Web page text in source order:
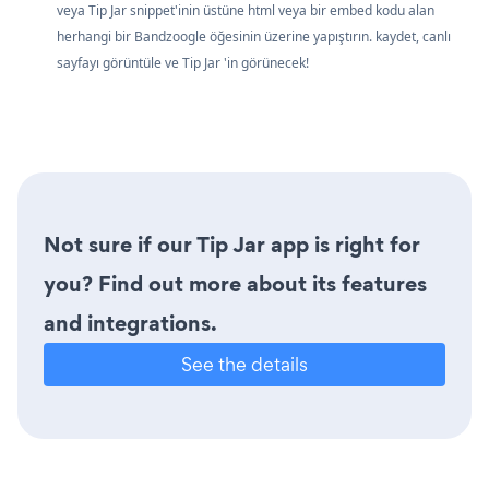
veya Tip Jar snippet'inin üstüne html veya bir embed kodu alan
herhangi bir Bandzoogle öğesinin üzerine yapıştırın. kaydet, canlı
sayfayı görüntüle ve Tip Jar 'in görünecek!
Not sure if our Tip Jar app is right for
you? Find out more about its features
and integrations.
See the details